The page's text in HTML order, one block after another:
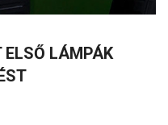
LÁMPÁK